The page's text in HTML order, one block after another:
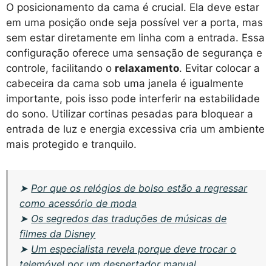
O posicionamento da cama é crucial. Ela deve estar
em uma posição onde seja possível ver a porta, mas
sem estar diretamente em linha com a entrada. Essa
configuração oferece uma sensação de segurança e
controle, facilitando o relaxamento. Evitar colocar a
cabeceira da cama sob uma janela é igualmente
importante, pois isso pode interferir na estabilidade
do sono. Utilizar cortinas pesadas para bloquear a
entrada de luz e energia excessiva cria um ambiente
mais protegido e tranquilo.
➤ Por que os relógios de bolso estão a regressar
como acessório de moda
➤ Os segredos das traduções de músicas de
filmes da Disney
➤ Um especialista revela porque deve trocar o